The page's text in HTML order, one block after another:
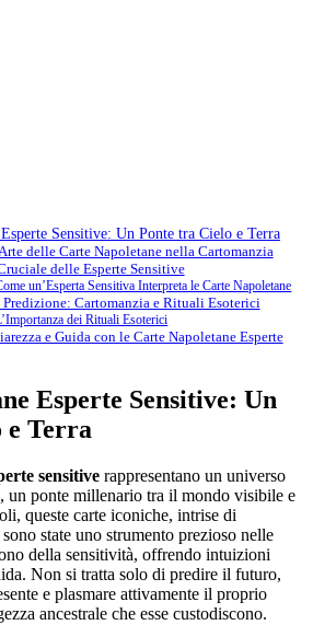
Sensitive: Un Ponte tra Cielo e Terra
delle Carte Napoletane nella Cartomanzia
delle Esperte Sensitive
un’Esperta Sensitiva Interpreta le Carte Napoletane
Cartomanzia e Rituali Esoterici
dei Rituali Esoterici
e Guida con le Carte Napoletane Esperte
Esperte Sensitive: Un
e Terra
sensitive rappresentano un universo
un ponte millenario tra il mondo visibile e
queste carte iconiche, intrise di
state uno strumento prezioso nelle
della sensitività, offrendo intuizioni
Non si tratta solo di predire il futuro,
e plasmare attivamente il proprio
ancestrale che esse custodiscono.